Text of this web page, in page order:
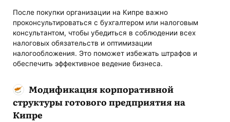
После покупки организации на Кипре важно
проконсультироваться с бухгалтером или налоговым
консультантом, чтобы убедиться в соблюдении всех
налоговых обязательств и оптимизации
налогообложения. Это поможет избежать штрафов и
обеспечить эффективное ведение бизнеса.
Модификация корпоративной
структуры готового предприятия на
Кипре